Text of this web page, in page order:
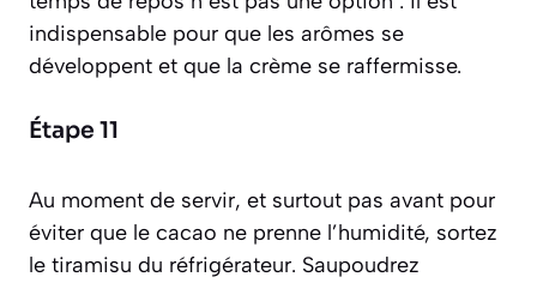
indispensable pour que les arômes se
développent et que la crème se raffermisse.
Étape 11
Au moment de servir, et surtout pas avant pour
éviter que le cacao ne prenne l’humidité, sortez
le tiramisu du réfrigérateur. Saupoudrez